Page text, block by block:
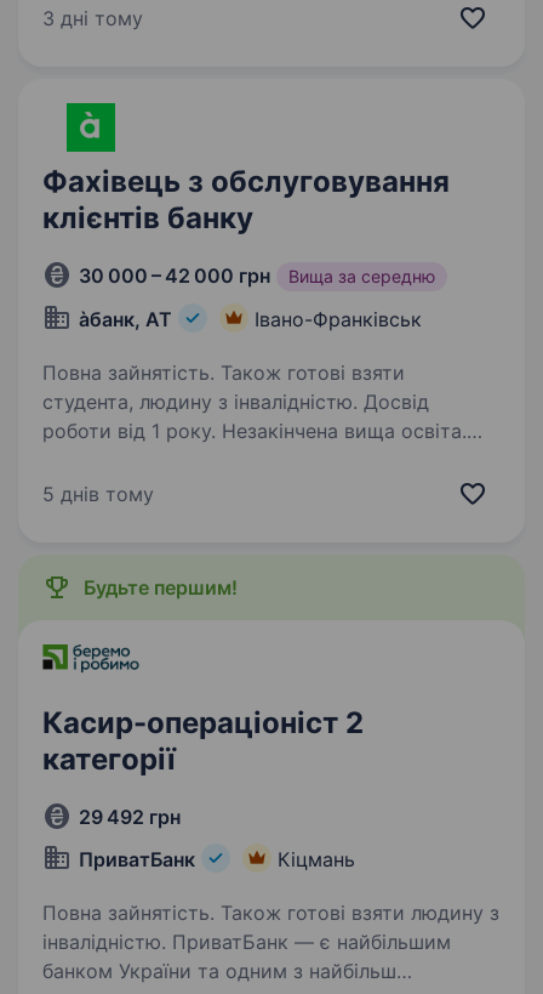
Займає лідуючі позиції за всіма фінансовими
3 дні тому
Фахівець з обслуговування
клієнтів банку
30 000 – 42 000 грн Вища за середню
àбанк, АТ Івано-Франківськ
Повна зайнятість. Також готові взяти
студента, людину з інвалідністю. Досвід
роботи від 1 року. Незакінчена вища освіта.
Ринок, 14; вул.Незалежностi, 11 Ми —
ми орієнтуємось на те, щоб наші клієнти
завжди отримували…
5 днів тому
Будьте першим!
Касир-операціоніст 2
категорії
29 492 грн
ПриватБанк
Кіцмань
Повна зайнятість. Також готові взяти людину з
інвалідністю. ПриватБанк — є найбільшим
банком України та одним з найбільш